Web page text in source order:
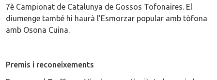
7è Campionat de Catalunya de Gossos Tofonaires. El
diumenge també hi haurà l’Esmorzar popular amb tòfona
amb Osona Cuina.
Premis i reconeixements